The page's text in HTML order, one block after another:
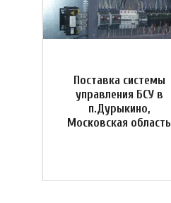
Поставка системы
управления БСУ в
п.Дурыкино,
Московская область